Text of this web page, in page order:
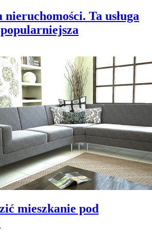
Ta usługa
mieszkanie pod